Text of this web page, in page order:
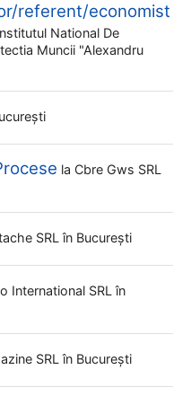
referent/economist
National De
Muncii "alexandru
la Cbre Gws SRL
SRL în București
International SRL în
SRL în București